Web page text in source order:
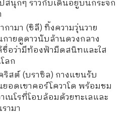
นุกๆ ราวกับเดินอยู่บนกระจก
กามา (ชิลี) ทิ้งความวุ่นวาย
ายดูดาวนับล้านดวงกลาง
ชื่อว่ามีท้องฟ้ามืดสนิทและใส
ลก
สต์ (บราซิล) กางแขนรับ
อดเขาคอร์โควาโด พร้อมชม
เนโรที่โอบล้อมด้วยทะเลและ
ามา